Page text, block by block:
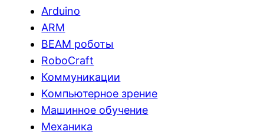
Arduino
ARM
BEAM роботы
RoboCraft
Коммуникации
Компьютерное зрение
Машинное обучение
Механика